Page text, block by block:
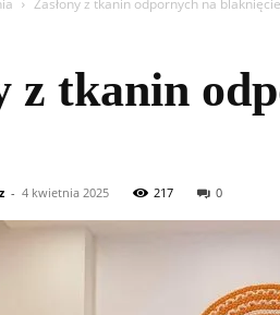
Zasłony z tkanin odpornych na
z tkanin
- 4 kwietnia 2025 217 0